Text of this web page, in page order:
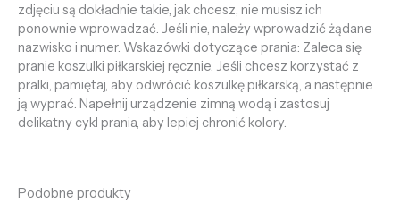
zdjęciu są dokładnie takie, jak chcesz, nie musisz ich
ponownie wprowadzać. Jeśli nie, należy wprowadzić żądane
nazwisko i numer. Wskazówki dotyczące prania: Zaleca się
pranie koszulki piłkarskiej ręcznie. Jeśli chcesz korzystać z
pralki, pamiętaj, aby odwrócić koszulkę piłkarską, a następnie
ją wyprać. Napełnij urządzenie zimną wodą i zastosuj
delikatny cykl prania, aby lepiej chronić kolory.
Podobne produkty